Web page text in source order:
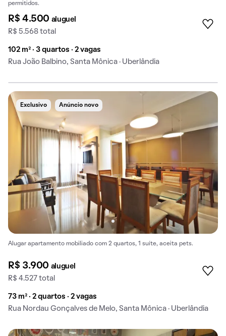
permitidos.
R$ 4.500 aluguel
R$ 5.568 total
102 m² · 3 quartos · 2 vagas
Rua João Balbino, Santa Mônica · Uberlândia
Exclusivo Anúncio novo
Alugar apartamento mobiliado com 2 quartos, 1 suíte, aceita pets.
R$ 3.900 aluguel
R$ 4.527 total
73 m² · 2 quartos · 2 vagas
Rua Nordau Gonçalves de Melo, Santa Mônica · Uberlândia